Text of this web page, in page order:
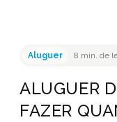
Aluguer 8 min. de
ALUGUER
FAZER